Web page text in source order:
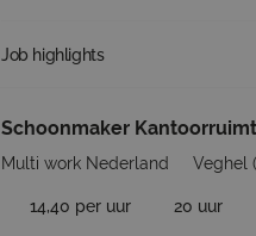
Job highlights
Schoonmaker
Multi work Nederland Veghel
14,40 per uur 20 uur